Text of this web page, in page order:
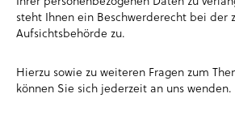
steht Ihnen ein Beschwerderecht bei der
Aufsichtsbehörde zu.
Hierzu sowie zu weiteren Fragen zum
können Sie sich jederzeit an uns wenden.